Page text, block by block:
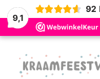
9,1
92
Ga